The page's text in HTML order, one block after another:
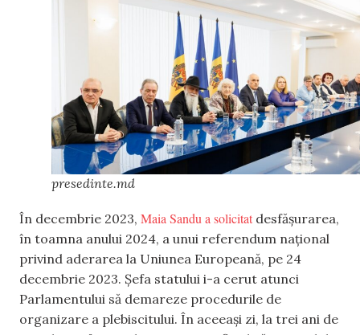
presedinte.md
În decembrie 2023, Maia Sandu a solicitat desfășurarea,
în toamna anului 2024, a unui referendum național
privind aderarea la Uniunea Europeană, pe 24
decembrie 2023. Șefa statului i-a cerut atunci
Parlamentului să demareze procedurile de
organizare a plebiscitului. În aceeași zi, la trei ani de